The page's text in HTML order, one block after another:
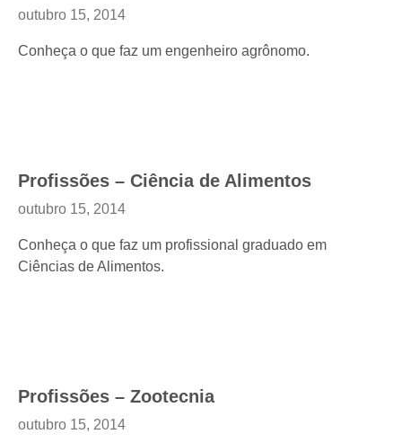
outubro 15, 2014
Conheça o que faz um engenheiro agrônomo.
Profissões – Ciência de Alimentos
outubro 15, 2014
Conheça o que faz um profissional graduado em
Ciências de Alimentos.
Profissões – Zootecnia
outubro 15, 2014